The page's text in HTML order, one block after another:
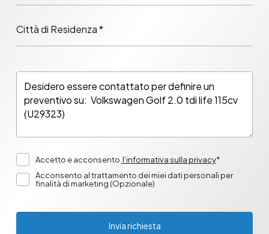
Città di Residenza *
Accetto e acconsento l’informativa sulla privacy*
Acconsento al trattamento dei miei dati personali per
finalità di marketing (Opzionale)
Invia richiesta